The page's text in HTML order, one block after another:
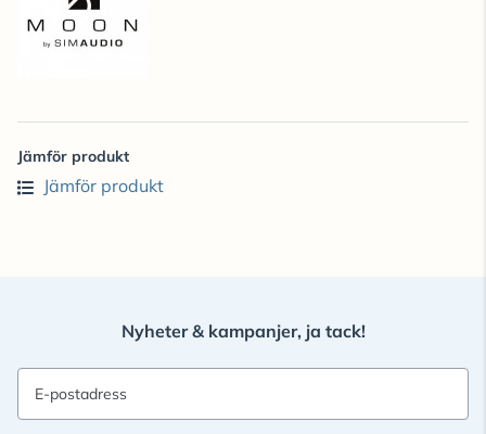
Jämför produkt
Jämför produkt
Nyheter & kampanjer, ja tack!
E-postadress